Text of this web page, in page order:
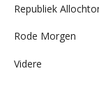
Republiek
Rode Morgen
Videre